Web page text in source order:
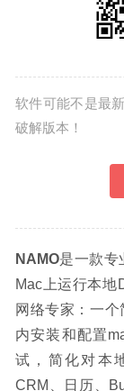
软件可能不是最
破解版本！
NAMO是一款专
Mac上运行本地
网络专家：一
内安装和配置
试，简化对本
CRM、日历、